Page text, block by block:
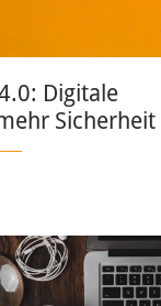
Digitale
Sicherheit